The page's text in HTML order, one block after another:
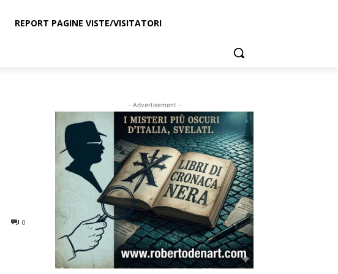
REPORT PAGINE VISTE/VISITATORI
0
- Advertisement -